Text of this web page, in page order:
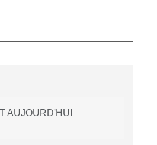
AUJOURD'HUI